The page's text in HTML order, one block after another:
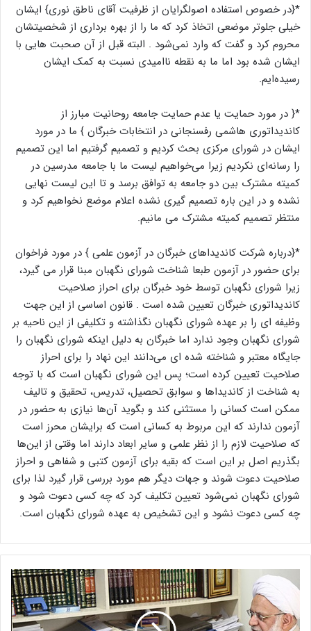
*{در خصوص استفاده اصولگرایان از ظرفیت آقای ناطق نوری} ایشان
خیلی جلوتر موضعی اتخاذ کرد که ما را از بهره برداری از شخصیتشان
محروم کرد و گفت که وارد نمی‌شود . البته قبل از آن صحبت هایی با
ایشان شده بود اما ما به نقطه ناامیدی نسبت به کمک ایشان
رسیده‌ایم.
*{ در مورد حمایت یا عدم حمایت جامعه روحانیت مبارز از
کاندیداتوری هاشمی رفسنجانی در انتخابات خبرگان } ما در مورد
ایشان در شورای مرکزی بحث کردیم و تصمیم گرفتیم اما این تصمیم
را رسانه‌ای نکردیم زیرا می‌خواهیم لیست ما با جامعه مدرسین در
کمیته مشترک بین دو جامعه به توافق برسد و تا این لیست نهایی
نشده و در این باره تصمیم گیری نشده اعلام موضع نخواهیم کرد و
منتظر تصمیم کمیته مشترک می مانیم.
*{درباره شرکت کاندیداهای خبرگان در آزمون علمی } در مورد فراخوان
برای حضور در آزمون طبعا شناخت شورای نگهبان مبنا قرار می گیرد،
زیرا شورای نگهبان توسط خود خبرگان برای احراز صلاحیت
کاندیداتوری خبرگان تعیین شده است . قانون اساسی از این جهت
وظیفه ای را بر عهده شورای نگهبان نگذاشته و تکلیفی از این ناحیه بر
شورای نگهبان وجود ندارد اما خبرگان به دلیل اینکه شورای نگهبان را
جایگاه معتبر و شناخته شده ای می‌دانند این نهاد را برای احراز
صلاحیت تعیین کرده است؛ پس این شورای نگهبان است که با توجه
به شناخت از کاندیداها و سوابق تحصیل، تدریس، تحقیق و تالیف
ممکن است کسانی را مستثنی کند و بگوید آن‌ها نیازی به حضور در
آزمون ندارند که این مربوط به کسانی است که برایشان محرز است
که صلاحیت لازم را از نظر علمی و سایر ابعاد دارند اما وقتی از این‌ها
بگذریم اصل بر این است که بقیه برای آزمون کتبی و شفاهی و احراز
صلاحیت دعوت شوند و جهات دیگر هم مورد بررسی قرار گیرد لذا برای
شورای نگهبان نمی‌شود تعیین تکلیف کرد که چه کسی دعوت شود و
چه کسی دعوت نشود و این تشخیص به عهده شورای نگهبان است.
ص
ا